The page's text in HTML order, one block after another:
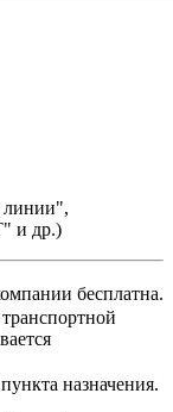
линии",
и др.)
бесплатна.
назначения.